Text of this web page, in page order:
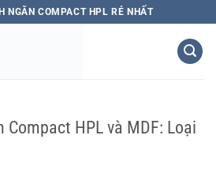
NGĂN COMPACT HPL RẺ NHẤT
Compact HPL và MDF: Loại